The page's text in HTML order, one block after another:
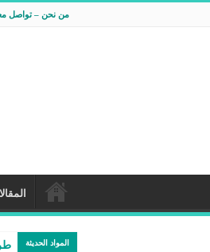
من نحن – تواصل
المواد الحديثة